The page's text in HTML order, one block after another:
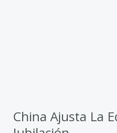
China Ajusta La